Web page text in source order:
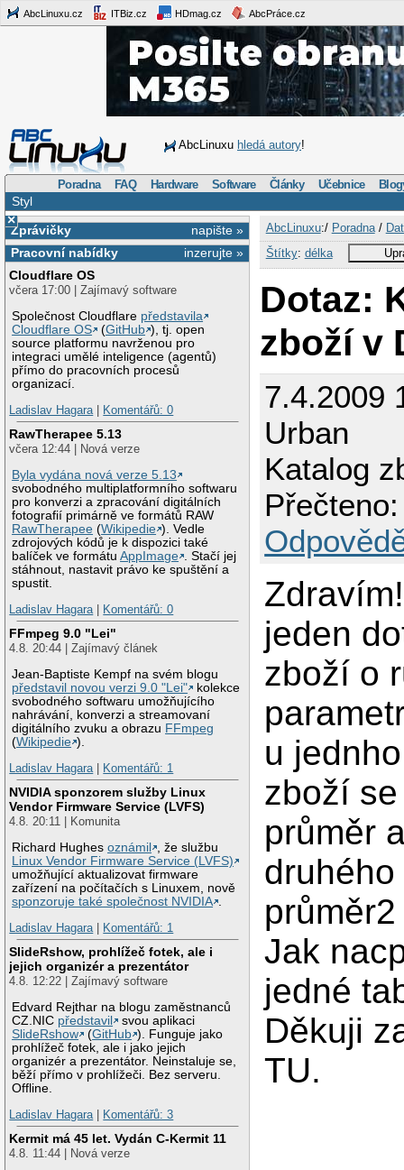
AbcLinuxu.cz ITBiz.cz HDmag.cz AbcPráce.cz
AbcLinuxu hledá autory!
Poradna FAQ Hardware Software Články Učebnice
Styl
×
napište »
Zprávičky
inzerujte »
Pracovní nabídky
Cloudflare OS
včera 17:00 | Zajímavý software
Společnost Cloudflare představila
Cloudflare OS
(GitHub ), tj. open
source platformu navrženou pro
integraci umělé inteligence (agentů)
přímo do pracovních procesů
organizací.
Ladislav Hagara| Komentářů: 0
RawTherapee 5.13
včera 12:44 | Nová verze
Byla vydána nová verze 5.13
svobodného multiplatformního softwaru
pro konverzi a zpracování digitálních
fotografií primárně ve formátů RAW
RawTherapee (Wikipedie ). Vedle
zdrojových kódů je k dispozici také
balíček ve formátuAppImage
. Stačí jej
stáhnout, nastavit právo ke spuštění a
spustit.
Ladislav Hagara| Komentářů: 0
FFmpeg 9.0 "Lei"
4.8. 20:44 | Zajímavý článek
Jean-Baptiste Kempf na svém blogu
představil novou verzi 9.0 "Lei"
kolekce
svobodného softwaru umožňujícího
nahrávání, konverzi a streamovaní
digitálního zvuku a obrazu FFmpeg
(Wikipedie ).
Ladislav Hagara| Komentářů: 1
NVIDIA sponzorem služby Linux
Vendor Firmware Service (LVFS)
4.8. 20:11 | Komunita
Richard Hughesoznámil
, že službu
Linux Vendor Firmware Service (LVFS)
umožňující aktualizovat firmware
zařízení na počítačích s Linuxem, nově
sponzoruje také společnost NVIDIA
Ladislav Hagara| Komentářů: 1
SlideRshow, prohlížeč fotek, ale i
jejich organizér a prezentátor
4.8. 12:22 | Zajímavý software
Edvard Rejthar na blogu zaměstnanců
CZ.NIC představil
svou aplikaci
SlideRshow
(GitHub ). Funguje jako
prohlížeč fotek, ale i jako jejich
organizér a prezentátor. Neinstaluje se,
běží přímo v prohlížeči. Bez serveru.
Offline.
Ladislav Hagara| Komentářů: 3
Kermit má 45 let. Vydán C-Kermit 11
4.8. 11:44 | Nová verze
AbcLinuxu:/ Poradna/
Štítky: délka
Dotaz:
zboží v
7.4.2009
Urban
Katalog
jeden
zboží o
u
zboží
průměr
Jak
jedné
Děkuji
TU.